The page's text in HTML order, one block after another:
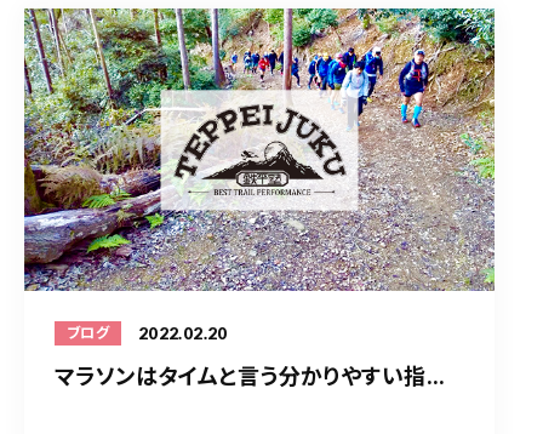
ブログ 2022.02.20
マラソンはタイムと言う分かりやすい指...